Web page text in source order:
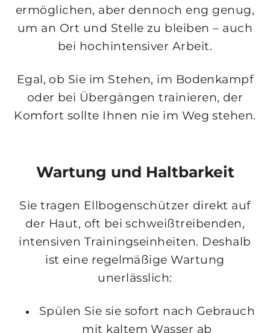
ermöglichen, aber dennoch eng genug,
um an Ort und Stelle zu bleiben – auch
bei hochintensiver Arbeit.
Egal, ob Sie im Stehen, im Bodenkampf
oder bei Übergängen trainieren, der
Komfort sollte Ihnen nie im Weg stehen.
Wartung und Haltbarkeit
Sie tragen Ellbogenschützer direkt auf
der Haut, oft bei schweißtreibenden,
intensiven Trainingseinheiten. Deshalb
ist eine regelmäßige Wartung
unerlässlich:
Spülen Sie sie sofort nach Gebrauch
mit kaltem Wasser ab